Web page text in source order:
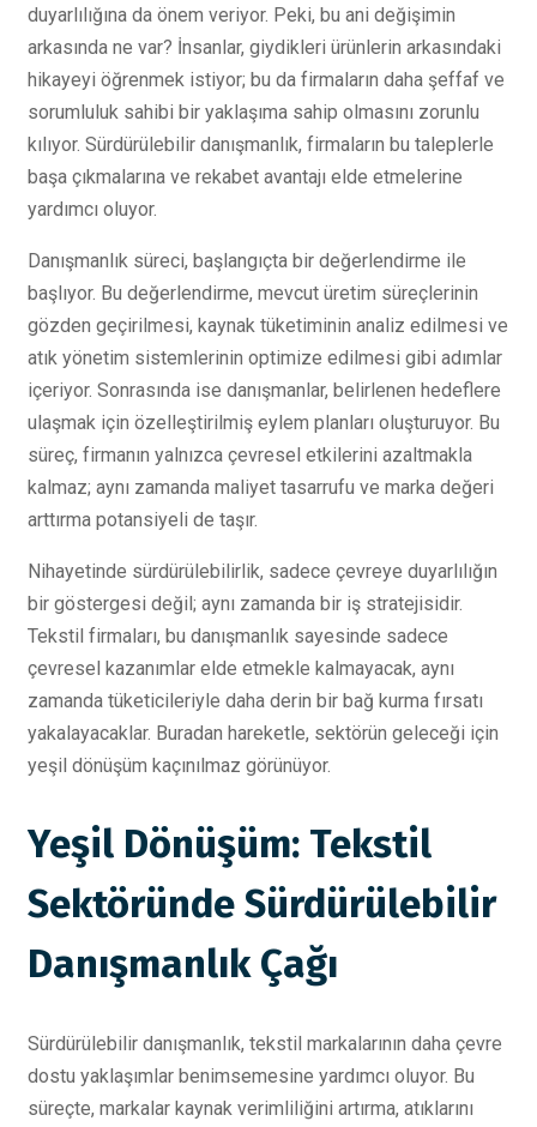
duyarlılığına da önem veriyor. Peki, bu ani değişimin
arkasında ne var? İnsanlar, giydikleri ürünlerin arkasındaki
hikayeyi öğrenmek istiyor; bu da firmaların daha şeffaf ve
sorumluluk sahibi bir yaklaşıma sahip olmasını zorunlu
kılıyor. Sürdürülebilir danışmanlık, firmaların bu taleplerle
başa çıkmalarına ve rekabet avantajı elde etmelerine
yardımcı oluyor.
Danışmanlık süreci, başlangıçta bir değerlendirme ile
başlıyor. Bu değerlendirme, mevcut üretim süreçlerinin
gözden geçirilmesi, kaynak tüketiminin analiz edilmesi ve
atık yönetim sistemlerinin optimize edilmesi gibi adımlar
içeriyor. Sonrasında ise danışmanlar, belirlenen hedeflere
ulaşmak için özelleştirilmiş eylem planları oluşturuyor. Bu
süreç, firmanın yalnızca çevresel etkilerini azaltmakla
kalmaz; aynı zamanda maliyet tasarrufu ve marka değeri
arttırma potansiyeli de taşır.
Nihayetinde sürdürülebilirlik, sadece çevreye duyarlılığın
bir göstergesi değil; aynı zamanda bir iş stratejisidir.
Tekstil firmaları, bu danışmanlık sayesinde sadece
çevresel kazanımlar elde etmekle kalmayacak, aynı
zamanda tüketicileriyle daha derin bir bağ kurma fırsatı
yakalayacaklar. Buradan hareketle, sektörün geleceği için
yeşil dönüşüm kaçınılmaz görünüyor.
Yeşil Dönüşüm: Tekstil
Sektöründe Sürdürülebilir
Danışmanlık Çağı
Sürdürülebilir danışmanlık, tekstil markalarının daha çevre
dostu yaklaşımlar benimsemesine yardımcı oluyor. Bu
süreçte, markalar kaynak verimliliğini artırma, atıklarını